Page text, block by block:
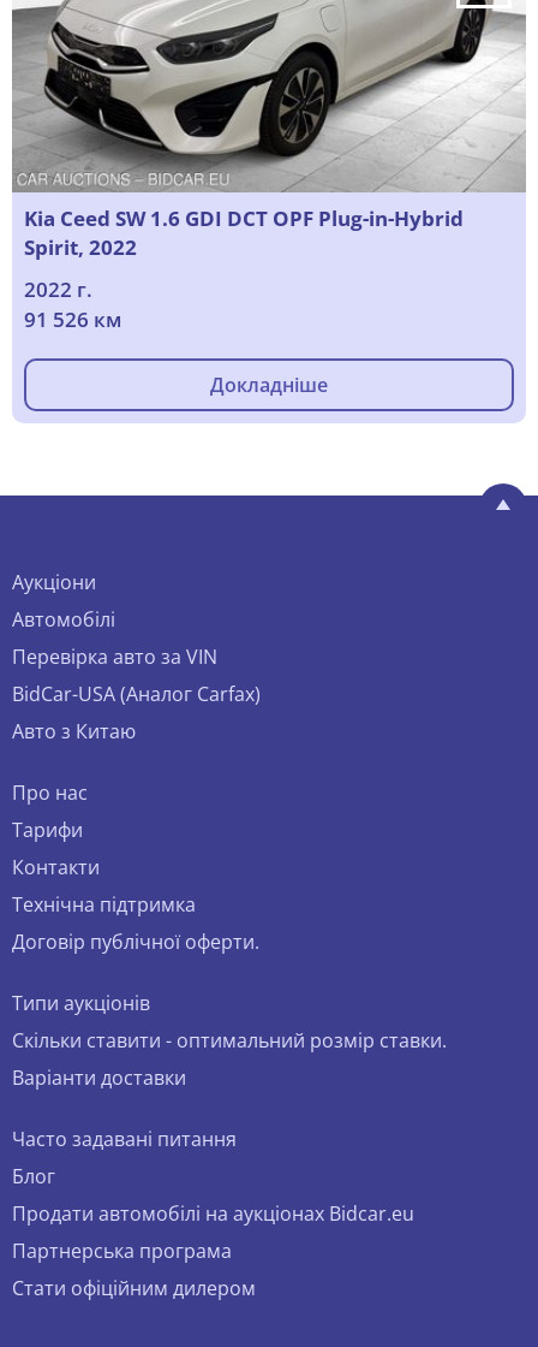
Kia Ceed SW 1.6 GDI DCT OPF Plug-in-Hybrid
Spirit, 2022
2022 г.
91 526 км
Докладніше
Аукціони
Автомобілі
Перевірка авто за VIN
BidCar-USA (Аналог Carfax)
Авто з Китаю
Про нас
Тарифи
Контакти
Технічна підтримка
Договір публічної оферти.
Типи аукціонів
Скільки ставити - оптимальний розмір ставки.
Варіанти доставки
Часто задавані питання
Блог
Продати автомобілі на аукціонах Bidcar.eu
Партнерська програма
Стати офіційним дилером